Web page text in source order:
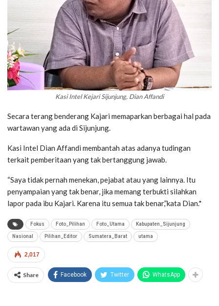
Kasi Intel Kejari Sijunjung, Dian Affandi
Secara terang benderang Kajari memaparkan berbagai hal pada
wartawan yang ada di Sijunjung.
Kasi Intel Dian Affandi membantah atas adanya tudingan
terkait pemberitaan yang tak bertanggung jawab.
“Saya tidak pernah menekan, pejabat atau yang lainnya. Itu
penyampaian yang tak benar, jika memang terbukti silahkan
lapor pada ibu Kajari. Karena itu semua tak benar,”kata Dian.*
Fokus Foto_Pilihan Foto_Utama Kabupaten_Sijunjung
Nasional Pilihan_Editor Sumatera_Barat utama
2,017
Share Facebook Twitter WhatsApp